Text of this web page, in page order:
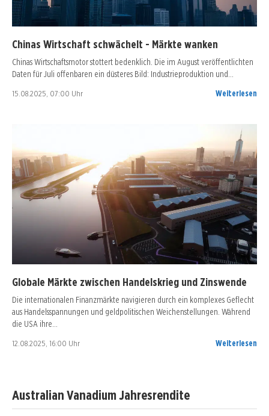
Chinas Wirtschaft schwächelt - Märkte wanken
Chinas Wirtschaftsmotor stottert bedenklich. Die im August veröffentlichten
Daten für Juli offenbaren ein düsteres Bild: Industrieproduktion und…
15.08.2025, 07:00 Uhr Weiterlesen
Globale Märkte zwischen Handelskrieg und Zinswende
Die internationalen Finanzmärkte navigieren durch ein komplexes Geflecht
aus Handelsspannungen und geldpolitischen Weichenstellungen. Während
die USA ihre…
12.08.2025, 16:00 Uhr Weiterlesen
Australian Vanadium Jahresrendite